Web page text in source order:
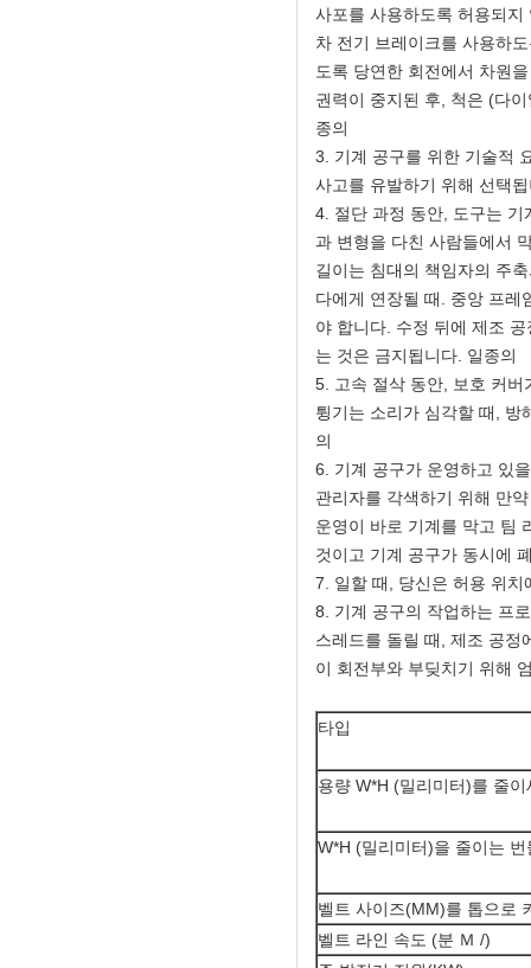
사포를 사용하도록 허용되
차 전기 브레이크를 사용하
도록 당연한 회전에서 차원
권력이 중지된 후, 척은 (다
종의
3. 기계 공구를 위한 기술적
사고를 유발하기 위해 선택
4. 절단 과정 동안, 도구는
과 변형을 다친 사람들에서
길이는 침대의 책임자의 주
다에게 연장될 때. 중앙 프레
야 합니다. 수정 뒤에 제조
는 것은 금지됩니다. 일종의
5. 고속 절삭 동안, 보호 커
튕기는 소리가 심각할 때, 방
의
6. 기계 공구가 운영하고 있
관리자를 각색하기 위해 만
운영이 바로 기계를 막고 팀
것이고 기계 공구가 동시에
7. 일할 때, 당신은 허용 위
8. 기계 공구의 작업하는 프
스레드를 돌릴 때, 제조 공정
이 회전부와 부딪치기 위해
타입
용량 W*H (밀리미터)를 줄이
W*H (밀리미터)을 줄이는 번
벨트 사이즈(MM)를 톱으로
벨트 라인 속도 (분 Ｍ /)